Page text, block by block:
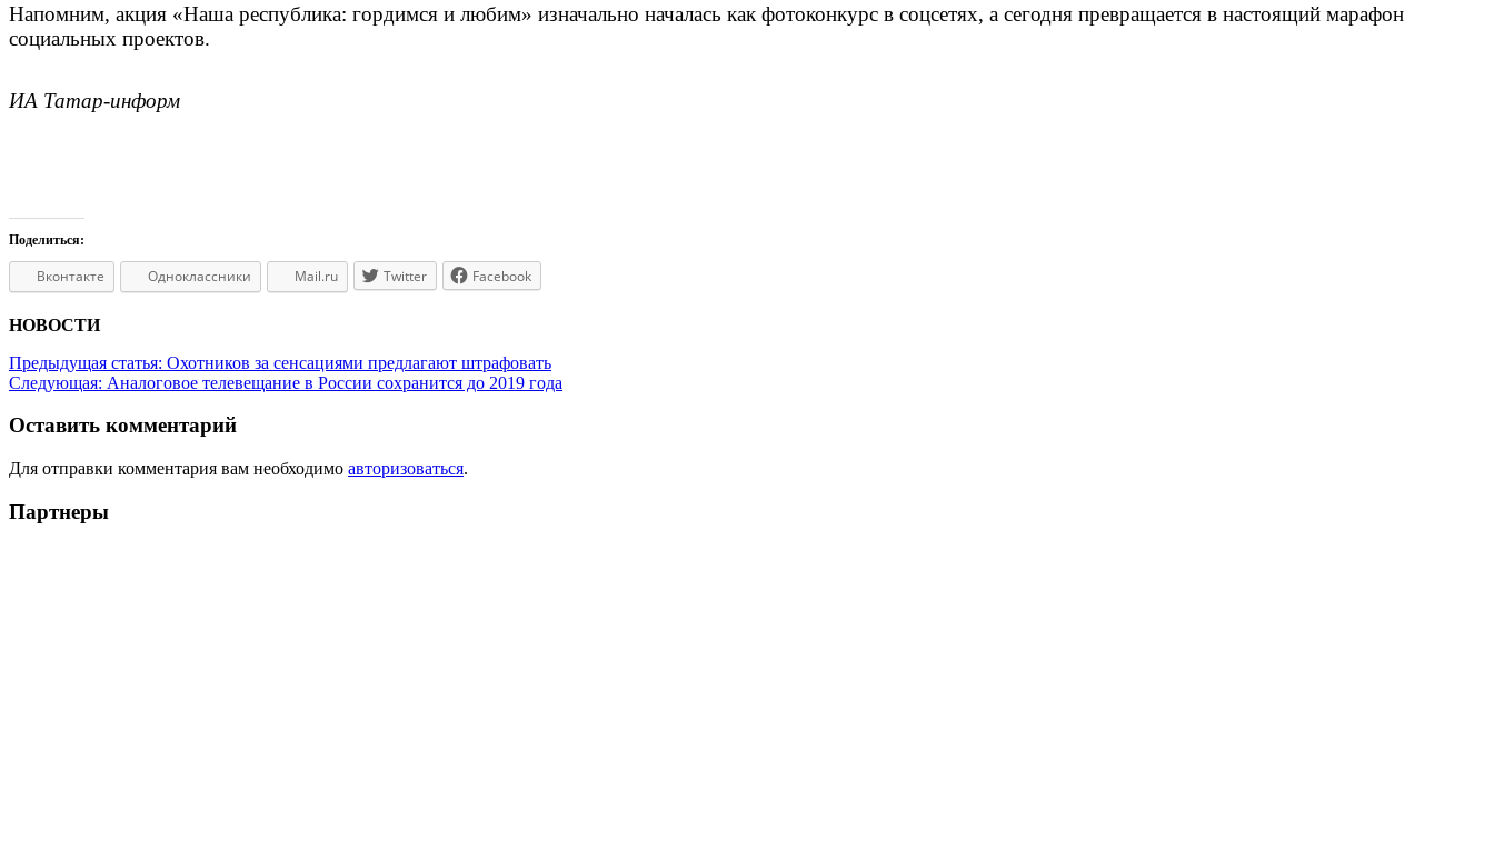
Напомним, акция «Наша республика: гордимся и любим» изначально началась как фотоконкурс в соцсетях, а сегодня превращается в настоящий марафон
социальных проектов.
ИА Татар-информ
Поделиться:
Вконтакте Одноклассники Mail.ru Twitter Facebook
НОВОСТИ
Предыдущая статья: Охотников за сенсациями предлагают штрафовать
Следующая: Аналоговое телевещание в России сохранится до 2019 года
Оставить комментарий
Для отправки комментария вам необходимо авторизоваться.
Партнеры